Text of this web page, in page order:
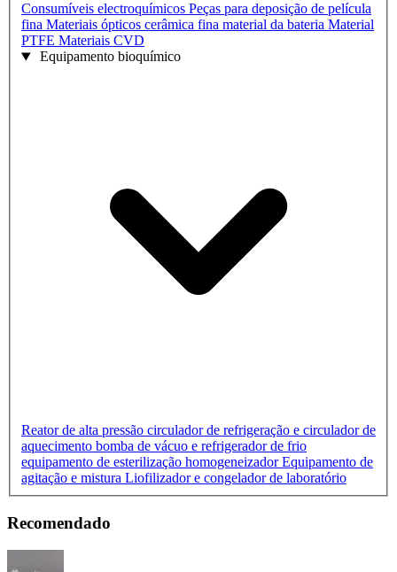
Consumíveis electroquímicos Peças para deposição de película
fina Materiais ópticos cerâmica fina material da bateria Material
PTFE Materiais CVD
Equipamento bioquímico
Reator de alta pressão circulador de refrigeração e circulador de
aquecimento bomba de vácuo e refrigerador de frio
equipamento de esterilização homogeneizadorEquipamento de
agitação e mistura Liofilizador e congelador de laboratório
Recomendado